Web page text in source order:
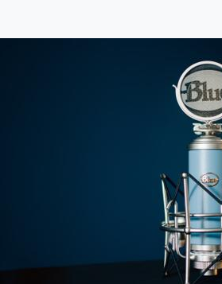
Bock's Corner Brewery
oberoende bryggeri